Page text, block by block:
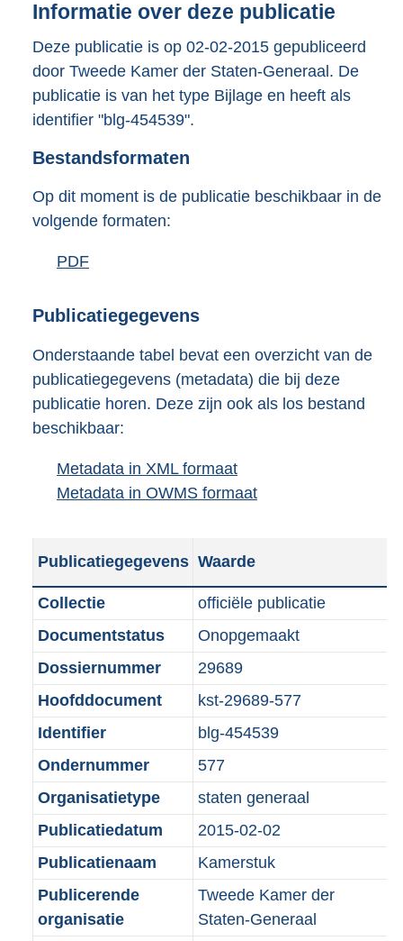
t
e
:
3
Informatie over deze publicatie
Deze publicatie is op 02-02-2015 gepubliceerd
door Tweede Kamer der Staten-Generaal. De
publicatie is van het type Bijlage en heeft als
identifier "blg-454539".
Bestandsformaten
Op dit moment is de publicatie beschikbaar in de
volgende formaten:
D
w
l
o
a
d
u
b
i
a
i
e
i
f
o
r
m
a
a
t
PDF
s
a
n
d
s
r
o
t
e
3
M
b
Publicatiegegevens
Onderstaande tabel bevat een overzicht van de
publicatiegegevens (metadata) die bij deze
publicatie horen. Deze zijn ook als los bestand
beschikbaar:
Metadata in XML formaat
e
a
n
d
s
g
r
o
o
t
e
:
1
K
b
Metadata in OWMS formaat
a
n
d
g
r
o
t
t
e
:
1
K
b
Publicatiegegevens Waarde
Collectie
officiële publicatie
Documentstatus
Onopgemaakt
Dossiernummer
29689
Hoofddocument
kst-29689-577
Identifier
blg-454539
Ondernummer
577
Organisatietype
staten generaal
Publicatiedatum
2015-02-02
Publicatienaam
Kamerstuk
Publicerende
organisatie
Tweede Kamer der
Staten-Generaal